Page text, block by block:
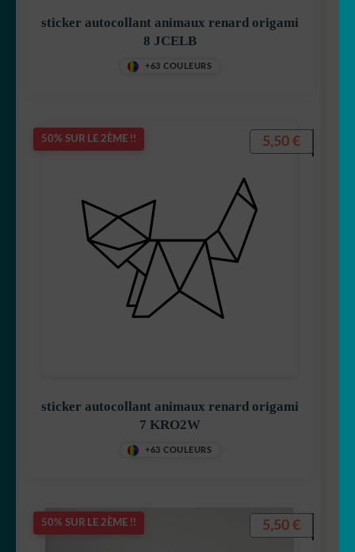
sticker autocollant animaux renard origami
8 JCELB
+63 COULEURS
50% SUR LE 2ÈME !!
sticker autocollant animaux renard origami
7 KRO2W
+63 COULEURS
5,50 €
50% SUR LE 2ÈME !! 5,50 €